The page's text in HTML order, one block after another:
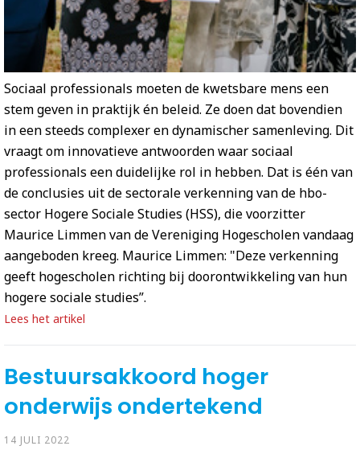
Sociaal professionals moeten de kwetsbare mens een
stem geven in praktijk én beleid. Ze doen dat bovendien
in een steeds complexer en dynamischer samenleving. Dit
vraagt om innovatieve antwoorden waar sociaal
professionals een duidelijke rol in hebben. Dat is één van
de conclusies uit de sectorale verkenning van de hbo-
sector Hogere Sociale Studies (HSS), die voorzitter
Maurice Limmen van de Vereniging Hogescholen vandaag
aangeboden kreeg. Maurice Limmen: "Deze verkenning
geeft hogescholen richting bij doorontwikkeling van hun
hogere sociale studies”.
Lees het artikel
Bestuursakkoord hoger
onderwijs ondertekend
14 JULI 2022